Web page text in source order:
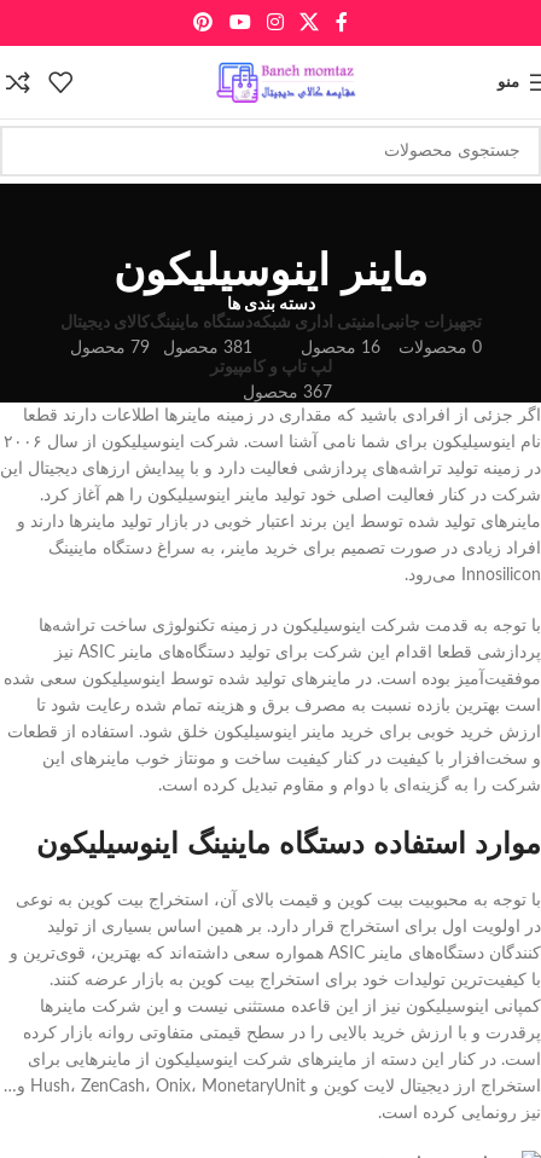
منو
ماینر اینوسیلیکون
دسته بندی ها
تجهیزات جانبی
0 محصولات
امنیتی اداری شبکه
16 محصول
دستگاه ماینینگ
381 محصول
کالای دیجیتال
79 محصول
لپ تاپ و کامپیوتر
367 محصول
اگر جزئی از افرادی باشید که مقداری در زمینه ماینر‌ها اطلاعات دارند قطعا
نام اینوسیلیکون برای شما نامی آشنا است. شرکت اینوسیلیکون از سال ۲۰۰۶
در زمینه تولید تراشه‌های پردازشی فعالیت دارد و با پیدایش ارزهای دیجیتال این
شرکت در کنار فعالیت اصلی خود تولید ماینر اینوسیلیکون را هم آغاز کرد.
ماینرهای تولید شده توسط این برند اعتبار خوبی در بازار تولید ماینرها دارند و
افراد زیادی در صورت تصمیم برای خرید ماینر، به سراغ دستگاه ماینینگ
Innosilicon می‌رود.
با توجه به قدمت شرکت اینوسیلیکون در زمینه تکنولوژی ساخت تراشه‌ها
پردازشی قطعا اقدام این شرکت برای تولید دستگاه‌های ماینر ASIC نیز
موفقیت‌آمیز بوده است. در ماینرهای تولید شده توسط اینوسیلیکون سعی شده
است بهترین بازده نسبت به مصرف برق و هزینه تمام شده رعایت شود تا
ارزش خرید خوبی برای خرید ماینر اینوسیلیکون خلق شود. استفاده از قطعات
و سخت‌افزار با کیفیت در کنار کیفیت ساخت و مونتاز خوب ماینرهای این
شرکت را به گزینه‌ای با دوام و مقاوم تبدیل کرده است.
موارد استفاده دستگاه ماینینگ اینوسیلیکون
با توجه به محبوبیت بیت کوین و قیمت بالای آن، استخراج بیت کوین به نوعی
در اولویت اول برای استخراج قرار دارد. بر همین اساس بسیاری از تولید
کنندگان دستگاه‌های ماینر ASIC همواره سعی داشته‌اند که بهترین، قوی‌ترین و
با کیفیت‌ترین تولیدات خود برای استخراج بیت کوین به بازار عرضه کنند.
کمپانی اینوسیلیکون نیز از این قاعده مستثنی نیست و این شرکت ماینر‌ها
پرقدرت و با ارزش خرید بالایی را در سطح قیمتی متفاوتی روانه بازار کرده
است. در کنار این دسته از ماینر‌های شرکت اینوسیلیکون از ماینرهایی برای
استخراج ارز دیجیتال لایت کوین و Hush، ZenCash، Onix، MonetaryUnit و…
نیز رونمایی کرده است.